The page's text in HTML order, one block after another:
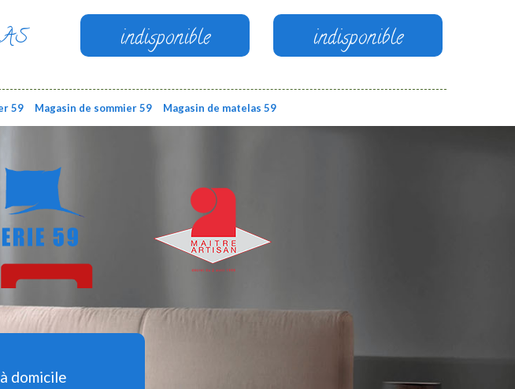
indisponible indisponible
59 Magasin de sommier 59 Magasin de matelas 59
domicile